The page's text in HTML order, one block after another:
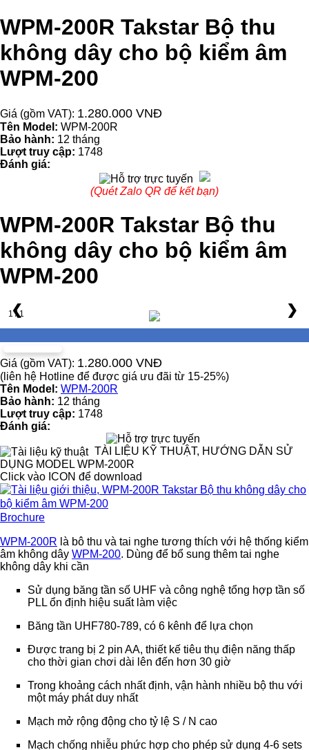
WPM-200R Takstar Bộ thu
không dây cho bộ kiểm âm
WPM-200
Giá (gồm VAT): 1.280.000 VNĐ
Tên Model: WPM-200R
Bảo hành: 12 tháng
Lượt truy cập: 1748
Đánh giá:
(Quét Zalo QR để kết bạn)
WPM-200R Takstar Bộ thu
không dây cho bộ kiểm âm
WPM-200
1 / 1
❮ ❯
Giá (gồm VAT): 1.280.000 VNĐ
(liên hệ Hotline để được giá ưu đãi từ 15-25%)
Tên Model: WPM-200R
Bảo hành: 12 tháng
Lượt truy cập: 1748
Đánh giá:
TÀI LIỆU KỸ THUẬT, HƯỚNG DẪN SỬ
DỤNG MODEL WPM-200R
Click vào ICON để download
Brochure
WPM-200R là bô thu và tai nghe tương thích với hệ thống kiểm
âm không dây WPM-200. Dùng để bổ sung thêm tai nghe
không dây khi cần
Sử dụng băng tần số UHF và công nghệ tổng hợp tần số
PLL ổn định hiệu suất làm việc
Băng tần UHF780-789, có 6 kênh để lựa chọn
Được trang bị 2 pin AA, thiết kế tiêu thụ điện năng thấp
cho thời gian chơi dài lên đến hơn 30 giờ
Trong khoảng cách nhất định, vận hành nhiều bộ thu với
một máy phát duy nhất
Mạch mở rộng động cho tỷ lệ S / N cao
Mạch chống nhiễu phức hợp cho phép sử dụng 4-6 sets